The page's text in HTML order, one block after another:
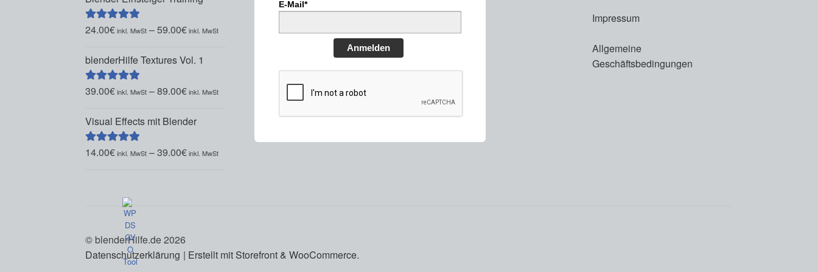
Bewertet mit
24.00€ –59.00€
blenderHilfe Textures Vol. 1
Bewertet mit
39.00€ –89.00€
Visual Effects mit Blender
Bewertet mit
14.00€ –39.00€
E-Mail*
Anmelden
Impressum
Allgemeine
Geschäftsbedingungen
© blenderHilfe.de 2026
Datenschutzerklärung
Erstellt mit Storefront & WooCommerce.